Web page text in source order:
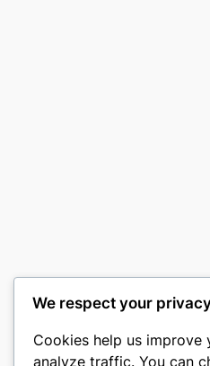
We respect your
Cookies help us improve
analyze traffic. You can